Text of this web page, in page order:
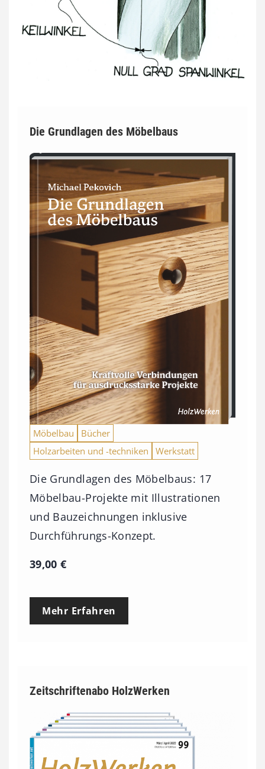
Die Grundlagen des Möbelbaus
Möbelbau
Bücher
Holzarbeiten und -techniken
Werkstatt
Die Grundlagen des Möbelbaus: 17
Möbelbau-Projekte mit Illustrationen
und Bauzeichnungen inklusive
Durchführungs-Konzept.
39,00€
Mehr Erfahren
Zeitschriftenabo HolzWerken